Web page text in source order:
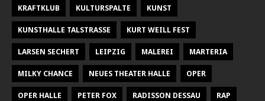
KRAFTKLUB KULTURSPALTE KUNST
KUNSTHALLE TALSTRASSE KURT WEILL FEST
LARSEN SECHERT LEIPZIG MALEREI MARTERIA
MILKY CHANCE NEUES THEATER HALLE OPER
OPER HALLE PETER FOX RADISSON DESSAU RAP